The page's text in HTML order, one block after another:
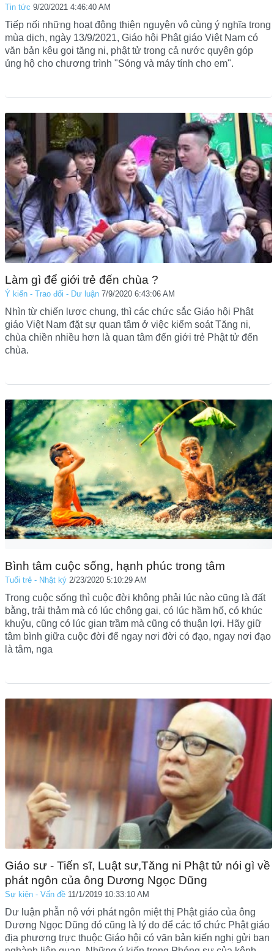
Tin tức 9/20/2021 4:46:40 AM
Tiếp nối những hoạt động thiện nguyện vô cùng ý nghĩa trong
mùa dịch, ngày 13/9/2021, Giáo hội Phật giáo Việt Nam có
văn bản kêu gọi tăng ni, phật tử trong cả nước quyên góp
ủng hộ cho chương trình "Sóng và máy tính cho em".
Làm gì để giới trẻ đến chùa ?
Ý kiến - Trao đổi - Dư luận 7/9/2020 6:43:06 AM
Nhìn từ chiến lược chung, thì các chức sắc Giáo hội Phật
giáo Việt Nam đặt sự quan tâm ở việc kiểm soát Tăng ni,
chùa chiền nhiều hơn là quan tâm đến giới trẻ Phật tử đến
chùa.
Bình tâm cuộc sống, hạnh phúc trong tâm
Tuổi trẻ - Nhật ký 2/23/2020 5:10:29 AM
Trong cuộc sống thì cuộc đời không phải lúc nào cũng là đất
bằng, trải thảm mà có lúc chông gai, có lúc hầm hố, có khúc
khuỷu, cũng có lúc gian trầm mà cũng có thuận lợi. Hãy giữ
tâm bình giữa cuộc đời để ngay nơi đời có đạo, ngay nơi đạo
là tâm, nga
Giáo sư - Tiến sĩ, Luật sư,Tăng ni Phật tử nói gì về
phát ngôn của ông Dương Ngọc Dũng
Sự kiện - Vấn đề 11/1/2019 10:33:10 AM
Dư luận phẫn nộ với phát ngôn miệt thị Phật giáo của ông
Dương Ngọc Dũng đó cũng là lý do để các tổ chức Phật giáo
địa phương trực thuộc Giáo hội có văn bản kiến nghị gửi ban